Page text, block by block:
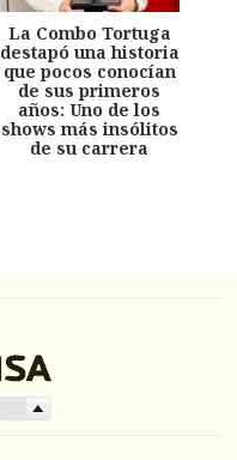
La Combo Tortuga
destapó una historia
que pocos conocían
de sus primeros
años: Uno de los
shows más insólitos
de su carrera